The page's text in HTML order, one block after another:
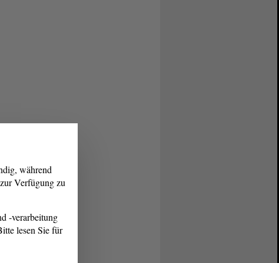
während
Verfügung zu
-verarbeitung
lesen Sie für